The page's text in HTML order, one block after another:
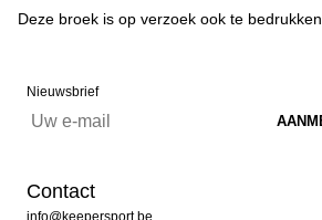
Deze broek is op verzoek ook te bedrukken.
Nieuwsbrief
Contact
info@keepersport.be